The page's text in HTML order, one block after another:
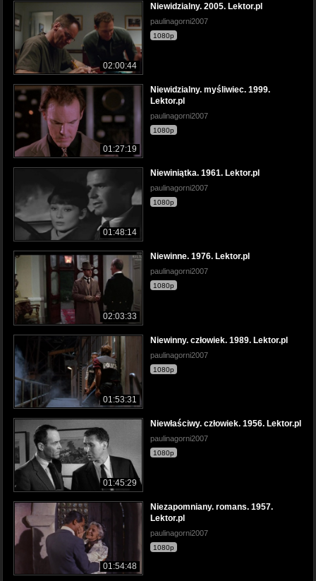
02:00:44
Niewidzialny. 2005. Lektor.pl
paulinagorni2007
1080p
01:27:19
Niewidzialny. myśliwiec. 1999.
Lektor.pl
paulinagorni2007
1080p
01:48:14
Niewiniątka. 1961. Lektor.pl
paulinagorni2007
1080p
02:03:33
Niewinne. 1976. Lektor.pl
paulinagorni2007
1080p
01:53:31
Niewinny. człowiek. 1989. Lektor.pl
paulinagorni2007
1080p
01:45:29
Niewłaściwy. człowiek. 1956. Lektor.pl
paulinagorni2007
1080p
01:54:48
Niezapomniany. romans. 1957.
Lektor.pl
paulinagorni2007
1080p